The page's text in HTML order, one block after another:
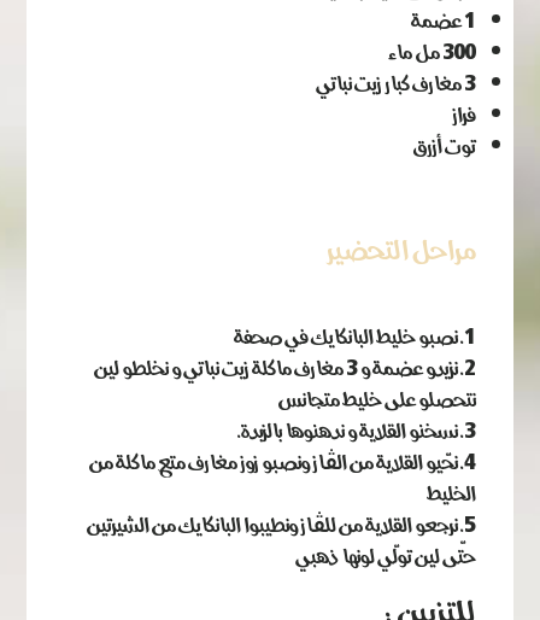
1 عضمة
300 مل ماء
3 مغارف كبار زيت نباتي
فراز
توت أزرق
مراحل التحضير
نصبو خليط البانكايك في صحفة
نزيدو عضمة و 3 مغارف ماكلة زيت نباتي و نخلطو لين
نتحصلو على خليط متجانس
نسخنو القلاية و ندهنوها بالزبدة.
نحّيو القلاية من الڨاز ونصبو زوز مغارف متع ماكلة من
الخليط
نرجعو القلاية من للڨاز ونطيبوا البانكايك من الشيرتين
حتّى لين تولّي لونها ذهبي